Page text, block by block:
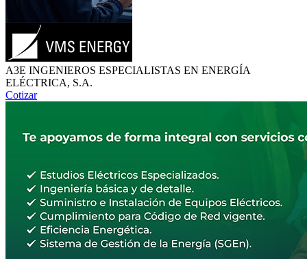
A3E INGENIEROS ESPECIALISTAS EN ENERGÍA
ELÉCTRICA, S.A.
Cotizar